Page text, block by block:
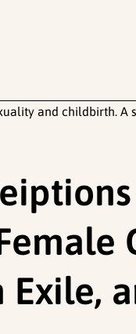
and childbirth.